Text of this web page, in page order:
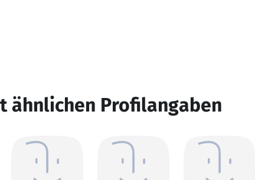
ähnlichen Profilangaben